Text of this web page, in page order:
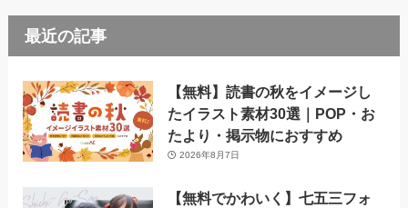
最近の記事
【無料】読書の秋をイメージし
たイラスト素材30選｜POP・お
たより・掲示物におすすめ
2026年8月7日
【無料でかわいく】七五三フォ